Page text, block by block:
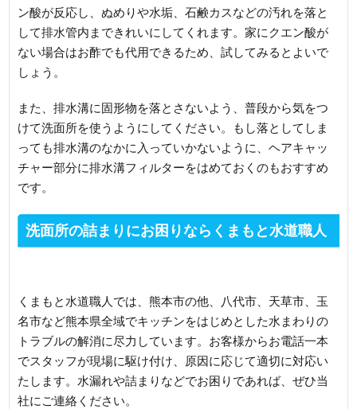
ン酸が反応し、ぬめりや水垢、石鹸カスなどの汚れを落と
して排水管内まできれいにしてくれます。家にクエン酸が
ない場合はお酢でも代用できるため、試してみるとよいで
しょう。
また、排水溝に固形物を落とさないよう、普段から気をつ
けて洗面所を使うようにしてください。もし落としてしま
っても排水溝のなかに入っていかないように、ヘアキャッ
チャー部分に排水溝フィルターをはめておくのもおすすめ
です。
洗面所の詰まりにお困りならくまもと水道職人
くまもと水道職人では、熊本市の他、八代市、天草市、玉
名市など熊本県全域でキッチンをはじめとした水まわりの
トラブルの解消に尽力しています。お客様からお電話一本
でスタッフが現場に駆け付け、原因に応じて適切に対応い
たします。水漏れや詰まりなどでお困りであれば、ぜひ当
社にご連絡ください。